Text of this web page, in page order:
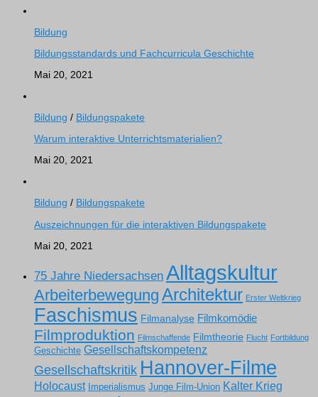
Bildung
Bildungsstandards und Fachcurricula Geschichte
Mai 20, 2021
Bildung / Bildungspakete
Warum interaktive Unterrichtsmaterialien?
Mai 20, 2021
Bildung / Bildungspakete
Auszeichnungen für die interaktiven Bildungspakete
Mai 20, 2021
75 Jahre Niedersachsen Alltagskultur
Arbeiterbewegung Architektur Erster Weltkrieg
Faschismus Filmanalyse Filmkomödie
Filmproduktion Filmschaffende Filmtheorie Flucht Fortbildung
Geschichte Gesellschaftskompetenz
Gesellschaftskritik Hannover-Filme
Holocaust Imperialismus Junge Film-Union Kalter Krieg